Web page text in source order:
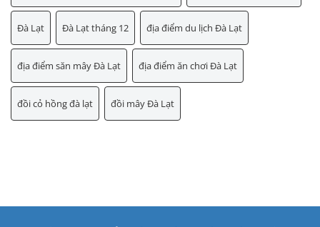
Đà Lạt Đà Lạt tháng 12 địa điểm du lịch Đà Lạt
địa điểm săn mây Đà Lạt địa điểm ăn chơi Đà Lạt
đồi cỏ hồng đà lạt đồi mây Đà Lạt